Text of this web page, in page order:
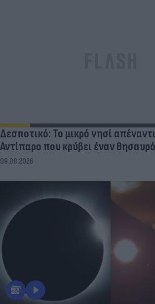
Δεσποτικό: Το μικρό νησί
Αντίπαρο που κρύβει έναν
09.08.2026